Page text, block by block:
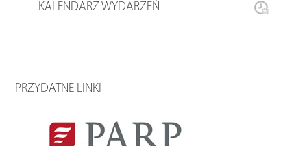
KALENDARZ WYDARZEŃ
PRZYDATNE LINKI